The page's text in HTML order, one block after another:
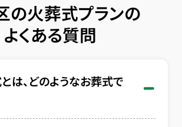
の火葬式プランの
よくある質問
は、どのようなお葬式で